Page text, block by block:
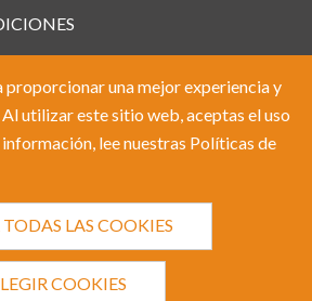
proporcionar una mejor experiencia y
utilizar este sitio web, aceptas el uso
lee nuestras Políticas de
LAS COOKIES
COOKIES
los derechos reservados. By